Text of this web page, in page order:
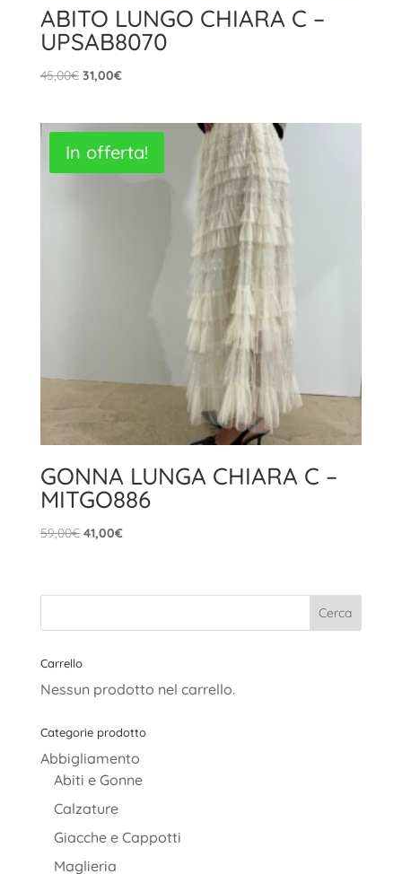
ABITO LUNGO CHIARA C –
UPSAB8070
45,00€ Il
era:
45,00€.
31,00€Il
è:
31,00€.
In offerta!
GONNA LUNGA CHIARA C –
MITGO886
59,00€ Il
era:
41,00€Il
è:
Carrello
Nessun prodotto nel carrello.
Categorie prodotto
Abbigliamento
Abiti e Gonne
Calzature
Giacche e Cappotti
Maglieria